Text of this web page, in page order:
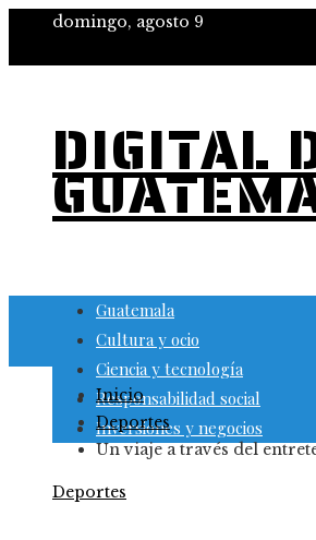
domingo, agosto 9
DIGITAL
Guatemala
Cultura y ocio
Ciencia y tecnología
Responsabilidad social
Inversiones y negocios
Inicio
Deportes
Un viaje a través del
Deportes